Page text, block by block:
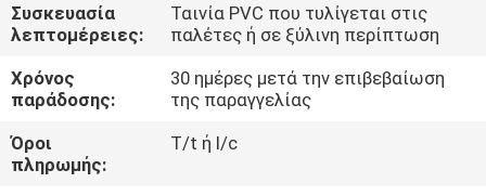
ΕΠΙΚΟΙΝΩΝΉΣΤΕ
ΜΑΖΊ
ΜΑΣ
ΕΙΔΉΣΕΙΣ
Συσκευασία
λεπτομέρειες:
Ταινία PVC που τυλίγεται στις
παλέτες ή σε ξύλινη περίπτωση
Χρόνος
παράδοσης:
30 ημέρες μετά την επιβεβαίωση
της παραγγελίας
Όροι
πληρωμής:
T/t ή l/c